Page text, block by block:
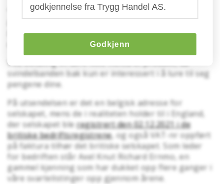
VPN Advececure + S5850-48T4Q 48-port Ethernet
Leie Switch S5850-48T4Q, 48-Port Ethernet L3 Fully
Managed Plus Switch + Advececure VPN system 12
Ved betaling vil dere ikke motta et produkt, da
svindelbanden bak kun er interessert i å lure til seg
pengene dine.
På utsendelsen er det en belgisk adresse for
selskapet, mens de i realiteten holder til i England,
der selskapet bleregistrert den 02.12.2021 i de
britiske bedriftsregistrene, og også VAT-nr oppført
på faktura tilhør det britiske selskapet. Som leder
for bedriften står Axel Knut Richard Ernmo, en
gammel kjenning som har dukket opp flere ganger i
våre svartelistinger opp gjennom årene.
godkjennelse fra Trygg Handel AS.
Godkjenn